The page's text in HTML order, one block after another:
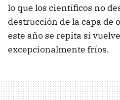
lo que los científicos no
destrucción de la capa de
este año se repita si
excepcionalmente fríos.